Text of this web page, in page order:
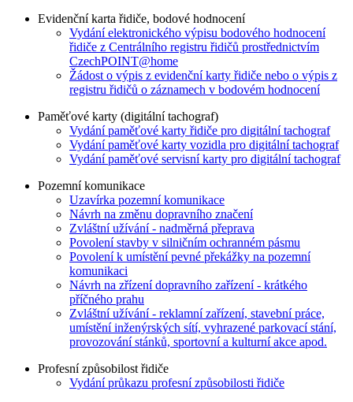
Evidenční karta řidiče, bodové hodnocení
Vydání elektronického výpisu bodového hodnocení
řidiče z Centrálního registru řidičů prostřednictvím
CzechPOINT@home
Žádost o výpis z evidenční karty řidiče nebo o výpis z
registru řidičů o záznamech v bodovém hodnocení
Paměťové karty (digitální tachograf)
Vydání paměťové karty řidiče pro digitální tachograf
Vydání paměťové karty vozidla pro digitální tachograf
Vydání paměťové servisní karty pro digitální tachograf
Pozemní komunikace
Uzavírka pozemní komunikace
Návrh na změnu dopravního značení
Zvláštní užívání - nadměrná přeprava
Povolení stavby v silničním ochranném pásmu
Povolení k umístění pevné překážky na pozemní
komunikaci
Návrh na zřízení dopravního zařízení - krátkého
příčného prahu
Zvláštní užívání - reklamní zařízení, stavební práce,
umístění inženýrských sítí, vyhrazené parkovací stání,
provozování stánků, sportovní a kulturní akce apod.
Profesní způsobilost řidiče
Vydání průkazu profesní způsobilosti řidiče